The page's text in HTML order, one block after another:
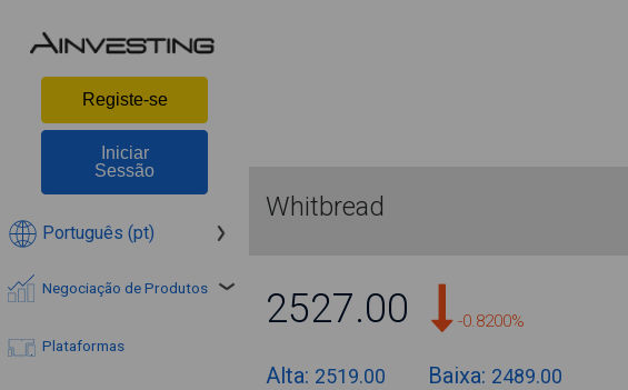
Registe-se
Iniciar
Sessão
Português (pt)
Negociação de Produtos
Plataformas
Whitbread
2527.00 -0.8200%
Alta: 2519.00 Baixa: 2489.00